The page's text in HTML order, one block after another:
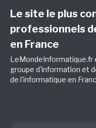
Le site le plus
professionnels
en France
LeMondeInformatique.fr
groupe d'information et
de l'informatique en